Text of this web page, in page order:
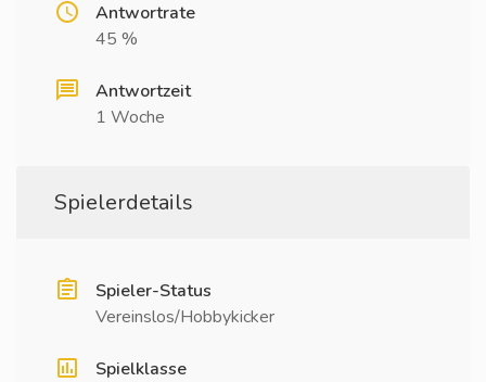
Antwortrate
45 %
Antwortzeit
1 Woche
Spielerdetails
Spieler-Status
Vereinslos/Hobbykicker
Spielklasse